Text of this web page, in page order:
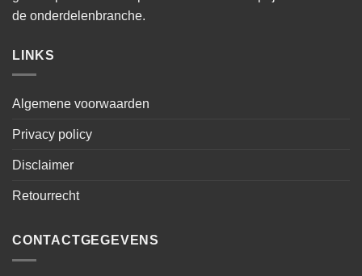
de onderdelenbranche.
LINKS
Algemene voorwaarden
Privacy policy
Disclaimer
Retourrecht
CONTACTGEGEVENS